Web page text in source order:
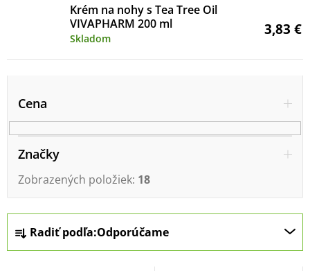
Krém na nohy s Tea Tree Oil
VIVAPHARM 200 ml
Skladom
3,83 €
R
a
Radiť podľa:Odporúčame
Cena
Značky
Zobrazených položiek: 18
p
p
r
o
d